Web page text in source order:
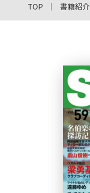
TOP 書籍紹介